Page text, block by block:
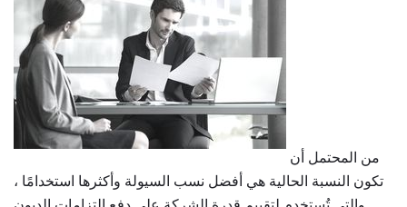
تكون النسبة الحالية هي أفضل نسب السيولة وأكثرها استخدامًا ،